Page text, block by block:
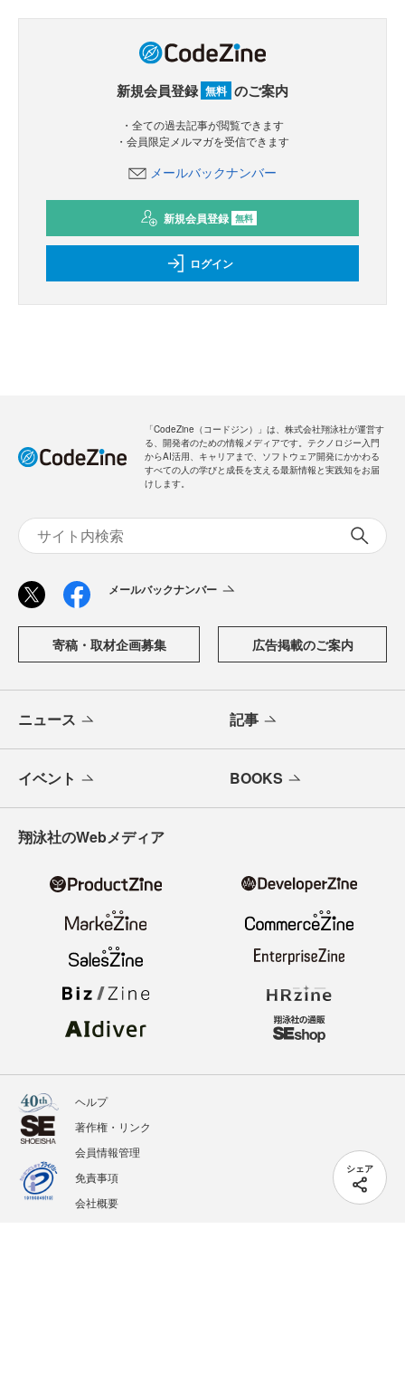
シェア
新規会員登録 無料 のご案内
・全ての過去記事が閲覧できます
・会員限定メルマガを受信できます
メールバックナンバー
新規会員登録 無料
ログイン
「CodeZine（コードジン）」は、株式会社翔泳社が運営す
る、開発者のための情報メディアです。テクノロジー入門
からAI活用、キャリアまで、ソフトウェア開発にかかわる
すべての人の学びと成長を支える最新情報と実践知をお届
けします。
メールバックナンバー
寄稿・取材企画募集 広告掲載のご案内
ニュース 記事
イベント BOOKS
翔泳社のWebメディア
ヘルプ
著作権・リンク
会員情報管理
免責事項
会社概要